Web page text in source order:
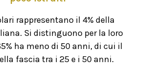
rappresentano il 4% della
Si distinguono per la loro
ha meno di 50 anni, di cui il
fascia tra i 25 e i 50 anni.